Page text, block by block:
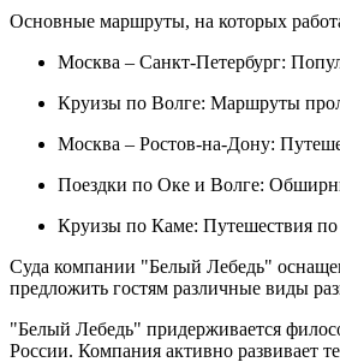
Основные маршруты, на которых
Москва – Санкт-Петербург:
Круизы по Волге: Маршруты
Москва – Ростов-на-Дону:
Поездки по Оке и Волге:
Круизы по Каме: Путешествия по
Суда компании "Белый Лебедь"
предложить гостям различные виды
"Белый Лебедь" придерживается
России. Компания активно развивает